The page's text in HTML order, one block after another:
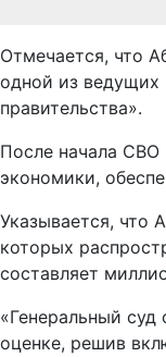
Отмечается, что
одной из ведущих
правительства».
После начала СВО
экономики,
Указывается, что
которых
составляет
«Генеральный
оценке, решив